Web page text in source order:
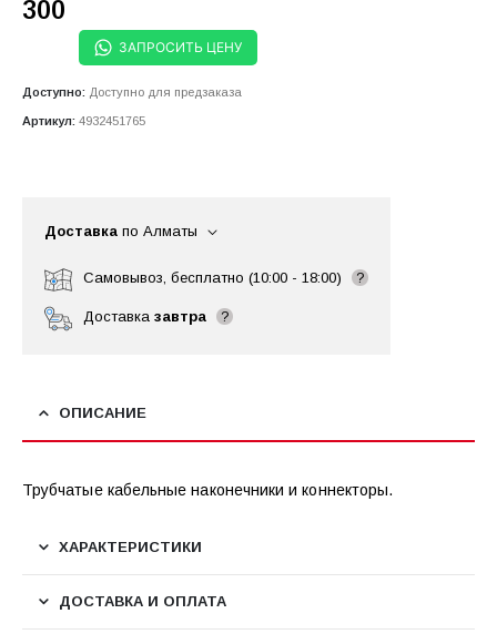
300
ЗАПРОСИТЬ ЦЕНУ
Доступно: Доступно для предзаказа
Артикул: 4932451765
Доставка по Алматы
Самовывоз, бесплатно (10:00 - 18:00) ?
Доставка завтра ?
ОПИСАНИЕ
Трубчатые кабельные наконечники и коннекторы.
ХАРАКТЕРИСТИКИ
ДОСТАВКА И ОПЛАТА